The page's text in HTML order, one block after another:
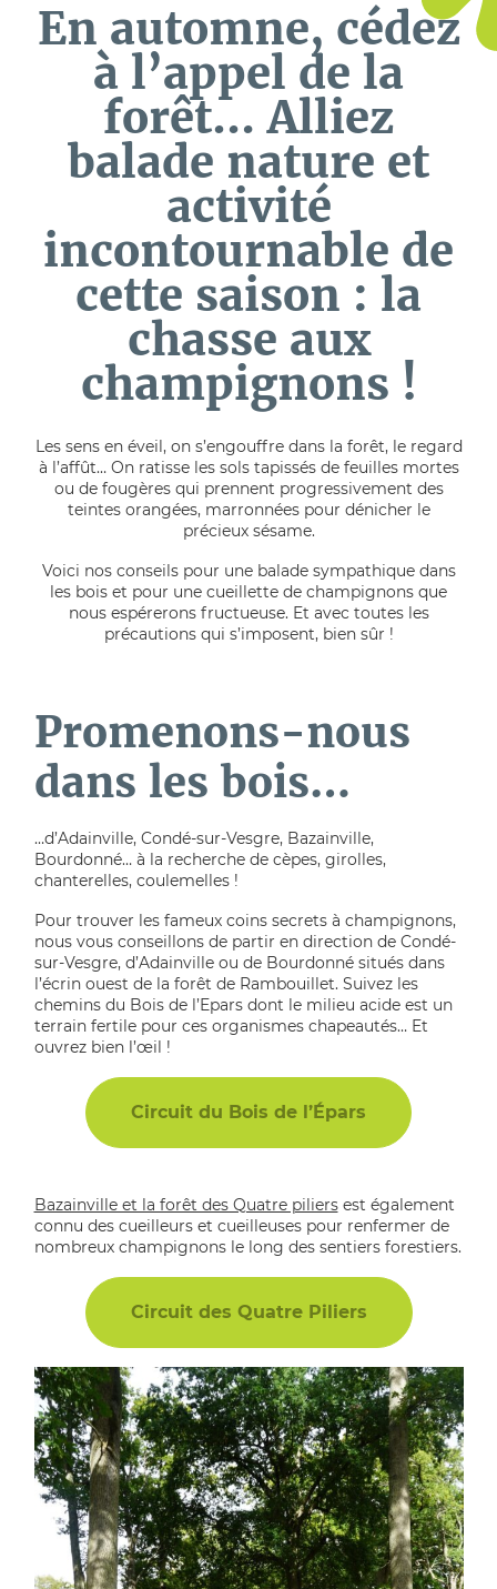
En automne, cédez
à l’appel de la
forêt… Alliez
balade nature et
activité
incontournable de
cette saison : la
chasse aux
champignons !
Les sens en éveil, on s’engouffre dans la forêt, le regard
à l’affût… On ratisse les sols tapissés de feuilles mortes
ou de fougères qui prennent progressivement des
teintes orangées, marronnées pour dénicher le
précieux sésame.
Voici nos conseils pour une balade sympathique dans
les bois et pour une cueillette de champignons que
nous espérerons fructueuse. Et avec toutes les
précautions qui s’imposent, bien sûr !
Promenons-nous
dans les bois…
…d’Adainville, Condé-sur-Vesgre, Bazainville,
Bourdonné… à la recherche de cèpes, girolles,
chanterelles, coulemelles !
Pour trouver les fameux coins secrets à champignons,
nous vous conseillons de partir en direction de Condé-
sur-Vesgre, d’Adainville ou de Bourdonné situés dans
l’écrin ouest de la forêt de Rambouillet. Suivez les
chemins du Bois de l’Epars dont le milieu acide est un
terrain fertile pour ces organismes chapeautés… Et
ouvrez bien l’œil !
Circuit du Bois de l’Épars
Bazainville et la forêt des Quatre piliersest également
connu des cueilleurs et cueilleuses pour renfermer de
nombreux champignons le long des sentiers forestiers.
Circuit des Quatre Piliers